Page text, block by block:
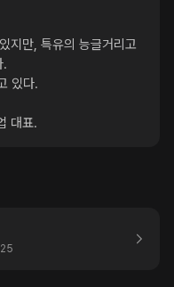
지만, 특유의 능글거리고
.
있다.
대표.